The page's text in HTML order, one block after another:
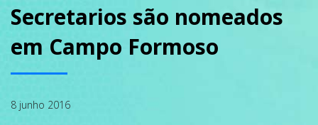
SOBRE
PODCAST
Secretarios são nomeados
em Campo Formoso
8 junho 2016